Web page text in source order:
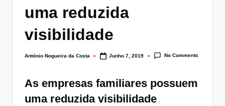
uma reduzida
visibilidade
Posted
António Nogueira da Costa Junho 7, 2019 No Comments
As empresas familiares possuem
uma reduzida visibilidade